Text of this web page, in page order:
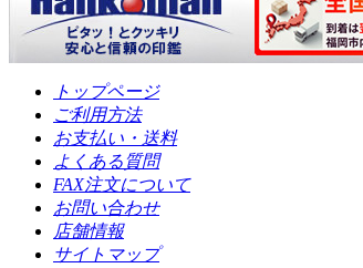
トップページ
ご利用方法
お支払い・送料
よくある質問
FAX注文について
お問い合わせ
店舗情報
サイトマップ